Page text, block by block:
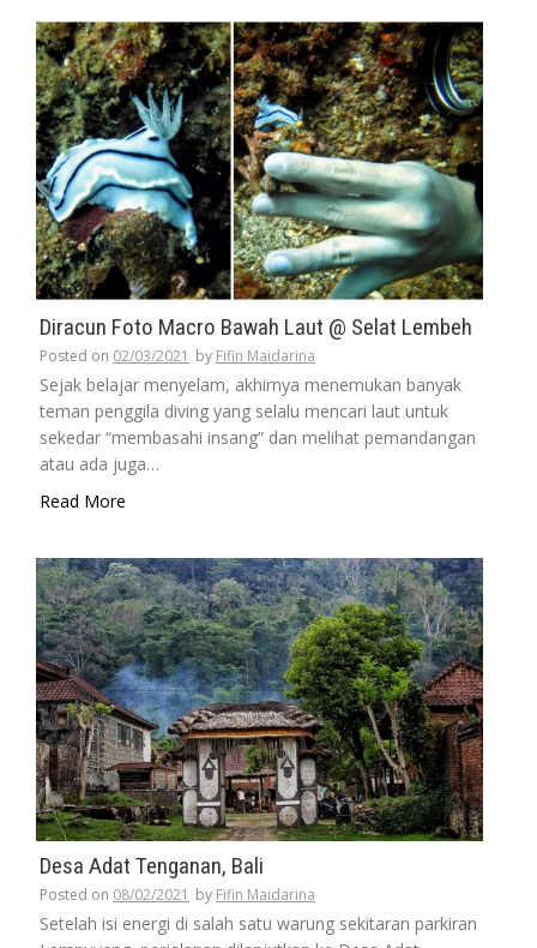
Diracun Foto Macro Bawah Laut @ Selat Lembeh
Posted on 02/03/2021 by Fifin Maidarina
Sejak belajar menyelam, akhirnya menemukan banyak
teman penggila diving yang selalu mencari laut untuk
sekedar “membasahi insang” dan melihat pemandangan
atau ada juga…
Read More
Desa Adat Tenganan, Bali
Posted on 08/02/2021 by Fifin Maidarina
Setelah isi energi di salah satu warung sekitaran parkiran